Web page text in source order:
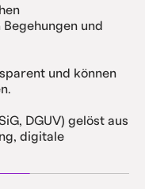
und
und können
DGUV) gelöst aus
digitale